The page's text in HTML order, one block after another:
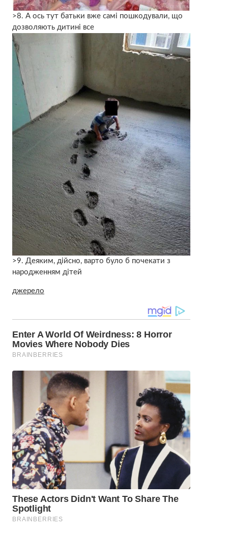
>8. А ось тут батьки вже самі пошкодували, що
дозволяють дитині все
>9. Деяким, дійсно, варто було б почекати з
народженням дітей
джерело